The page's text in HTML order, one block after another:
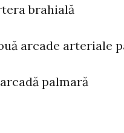
brahială
arcade arteriale
palmară